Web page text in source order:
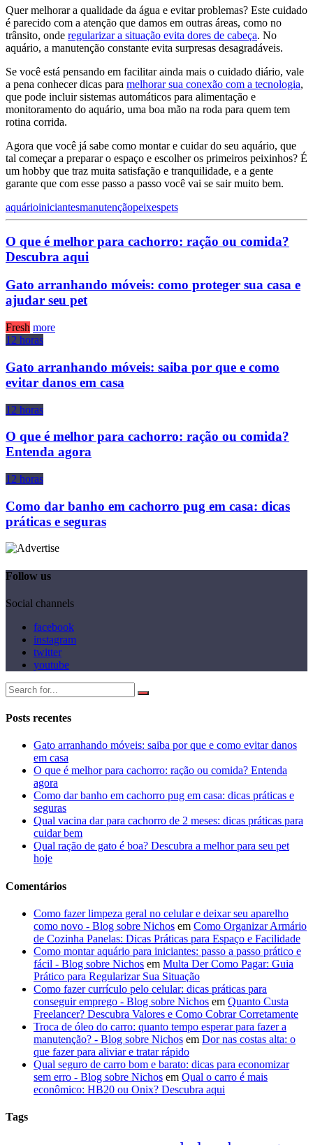
Quer melhorar a qualidade da água e evitar problemas? Este cuidado
é parecido com a atenção que damos em outras áreas, como no
trânsito, onde regularizar a situação evita dores de cabeça. No
aquário, a manutenção constante evita surpresas desagradáveis.
Se você está pensando em facilitar ainda mais o cuidado diário, vale
a pena conhecer dicas para melhorar sua conexão com a tecnologia,
que pode incluir sistemas automáticos para alimentação e
monitoramento do aquário, uma boa mão na roda para quem tem
rotina corrida.
Agora que você já sabe como montar e cuidar do seu aquário, que
tal começar a preparar o espaço e escolher os primeiros peixinhos? É
um hobby que traz muita satisfação e tranquilidade, e a gente
garante que com esse passo a passo você vai se sair muito bem.
aquárioiniciantesmanutençãopeixespets
O que é melhor para cachorro: ração ou comida?
Descubra aqui
Gato arranhando móveis: como proteger sua casa e
ajudar seu pet
Fresh more
12 horas
Gato arranhando móveis: saiba por que e como
evitar danos em casa
12 horas
O que é melhor para cachorro: ração ou comida?
Entenda agora
12 horas
Como dar banho em cachorro pug em casa: dicas
práticas e seguras
Follow us
Social channels
facebook
instagram
twitter
youtube
Posts recentes
Gato arranhando móveis: saiba por que e como evitar danos
em casa
O que é melhor para cachorro: ração ou comida? Entenda
agora
Como dar banho em cachorro pug em casa: dicas práticas e
seguras
Qual vacina dar para cachorro de 2 meses: dicas práticas para
cuidar bem
Qual ração de gato é boa? Descubra a melhor para seu pet
hoje
Comentários
Como fazer limpeza geral no celular e deixar seu aparelho
como novo - Blog sobre Nichos em Como Organizar Armário
de Cozinha Panelas: Dicas Práticas para Espaço e Facilidade
Como montar aquário para iniciantes: passo a passo prático e
fácil - Blog sobre Nichos em Multa Der Como Pagar: Guia
Prático para Regularizar Sua Situação
Como fazer currículo pelo celular: dicas práticas para
conseguir emprego - Blog sobre Nichos em Quanto Custa
Freelancer? Descubra Valores e Como Cobrar Corretamente
Troca de óleo do carro: quanto tempo esperar para fazer a
manutenção? - Blog sobre Nichos em Dor nas costas alta: o
que fazer para aliviar e tratar rápido
Qual seguro de carro bom e barato: dicas para economizar
sem erro - Blog sobre Nichos em Qual o carro é mais
econômico: HB20 ou Onix? Descubra aqui
Tags